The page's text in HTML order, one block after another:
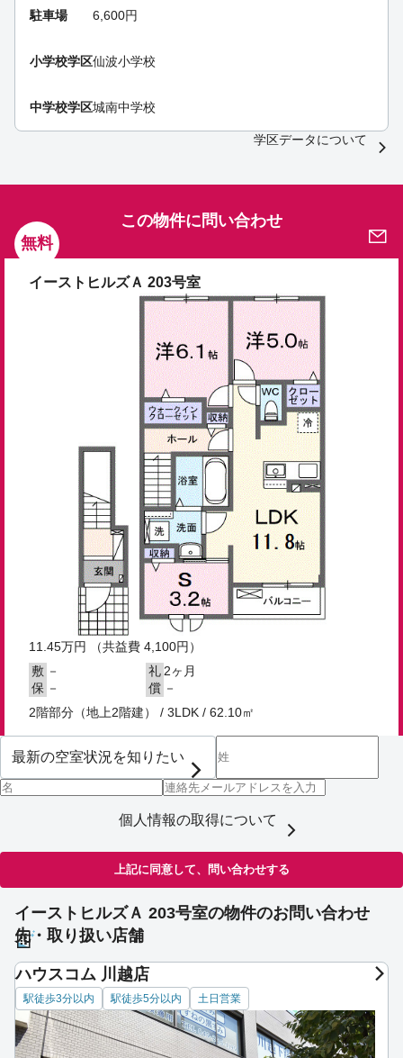
駐車場 6,600円
小学校学区仙波小学校
中学校学区城南中学校
学区データについて
無料
この物件に問い合わせ
イーストヒルズＡ 203号室
11.45万円
（共益費 4,100円）
敷 － 礼 2ヶ月
保 － 償 －
2階部分（地上2階建） / 3LDK / 62.10㎡
個人情報の取得について
上記に同意して、問い合わせする
イーストヒルズＡ 203号室の物件のお問い合わせ
先・取り扱い店舗
ハウスコム 川越店
駅徒歩3分以内 駅徒歩5分以内 土日営業